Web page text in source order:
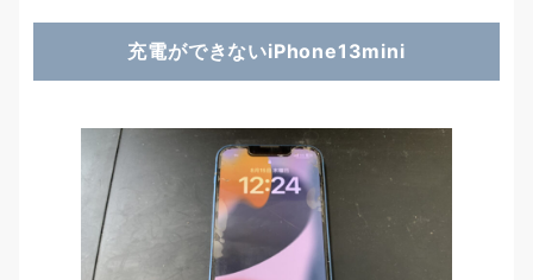
充電ができないiPhone13mini